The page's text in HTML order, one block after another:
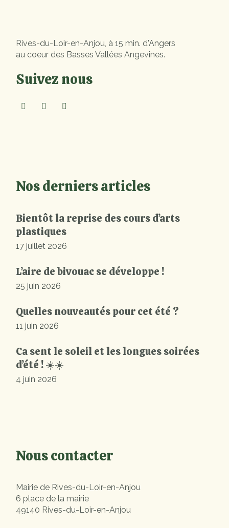
Rives-du-Loir-en-Anjou, à 15 min. d'Angers
au coeur des Basses Vallées Angevines.
Suivez nous
Nos derniers articles
Bientôt la reprise des cours d’arts
plastiques
17 juillet 2026
L’aire de bivouac se développe !
25 juin 2026
Quelles nouveautés pour cet été ?
11 juin 2026
Ca sent le soleil et les longues soirées
d’été ! ☀️☀️
4 juin 2026
Nous contacter
Mairie de Rives-du-Loir-en-Anjou
6 place de la mairie
49140 Rives-du-Loir-en-Anjou